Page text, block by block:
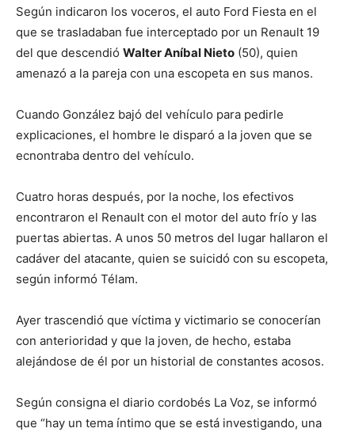
Según indicaron los voceros, el auto Ford Fiesta en el
que se trasladaban fue interceptado por un Renault 19
del que descendió Walter Aníbal Nieto (50), quien
amenazó a la pareja con una escopeta en sus manos.
Cuando González bajó del vehículo para pedirle
explicaciones, el hombre le disparó a la joven que se
ecnontraba dentro del vehículo.
Cuatro horas después, por la noche, los efectivos
encontraron el Renault con el motor del auto frío y las
puertas abiertas. A unos 50 metros del lugar hallaron el
cadáver del atacante, quien se suicidó con su escopeta,
según informó Télam.
Ayer trascendió que víctima y victimario se conocerían
con anterioridad y que la joven, de hecho, estaba
alejándose de él por un historial de constantes acosos.
Según consigna el diario cordobés La Voz, se informó
que “hay un tema íntimo que se está investigando, una